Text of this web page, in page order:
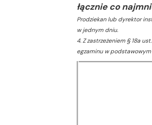
łącznie co
Prodziekan lub dyrektor
w jednym dniu.
4. Z zastrzeżeniem § 18a
egzaminu w